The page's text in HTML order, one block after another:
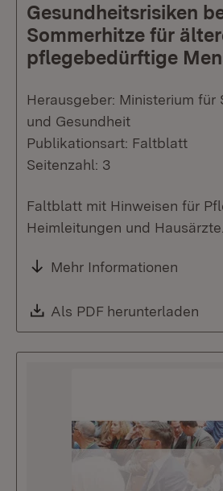
Gesundheitsrisiken
Sommerhitze für
pflegebedürftige
Herausgeber: Ministerium für
und Gesundheit
Publikationsart: Faltblatt
Seitenzahl: 3
Faltblatt mit Hinweisen für
Heimleitungen und Hausärzte.
Mehr Informationen
Download:
Als PDF herunterladen